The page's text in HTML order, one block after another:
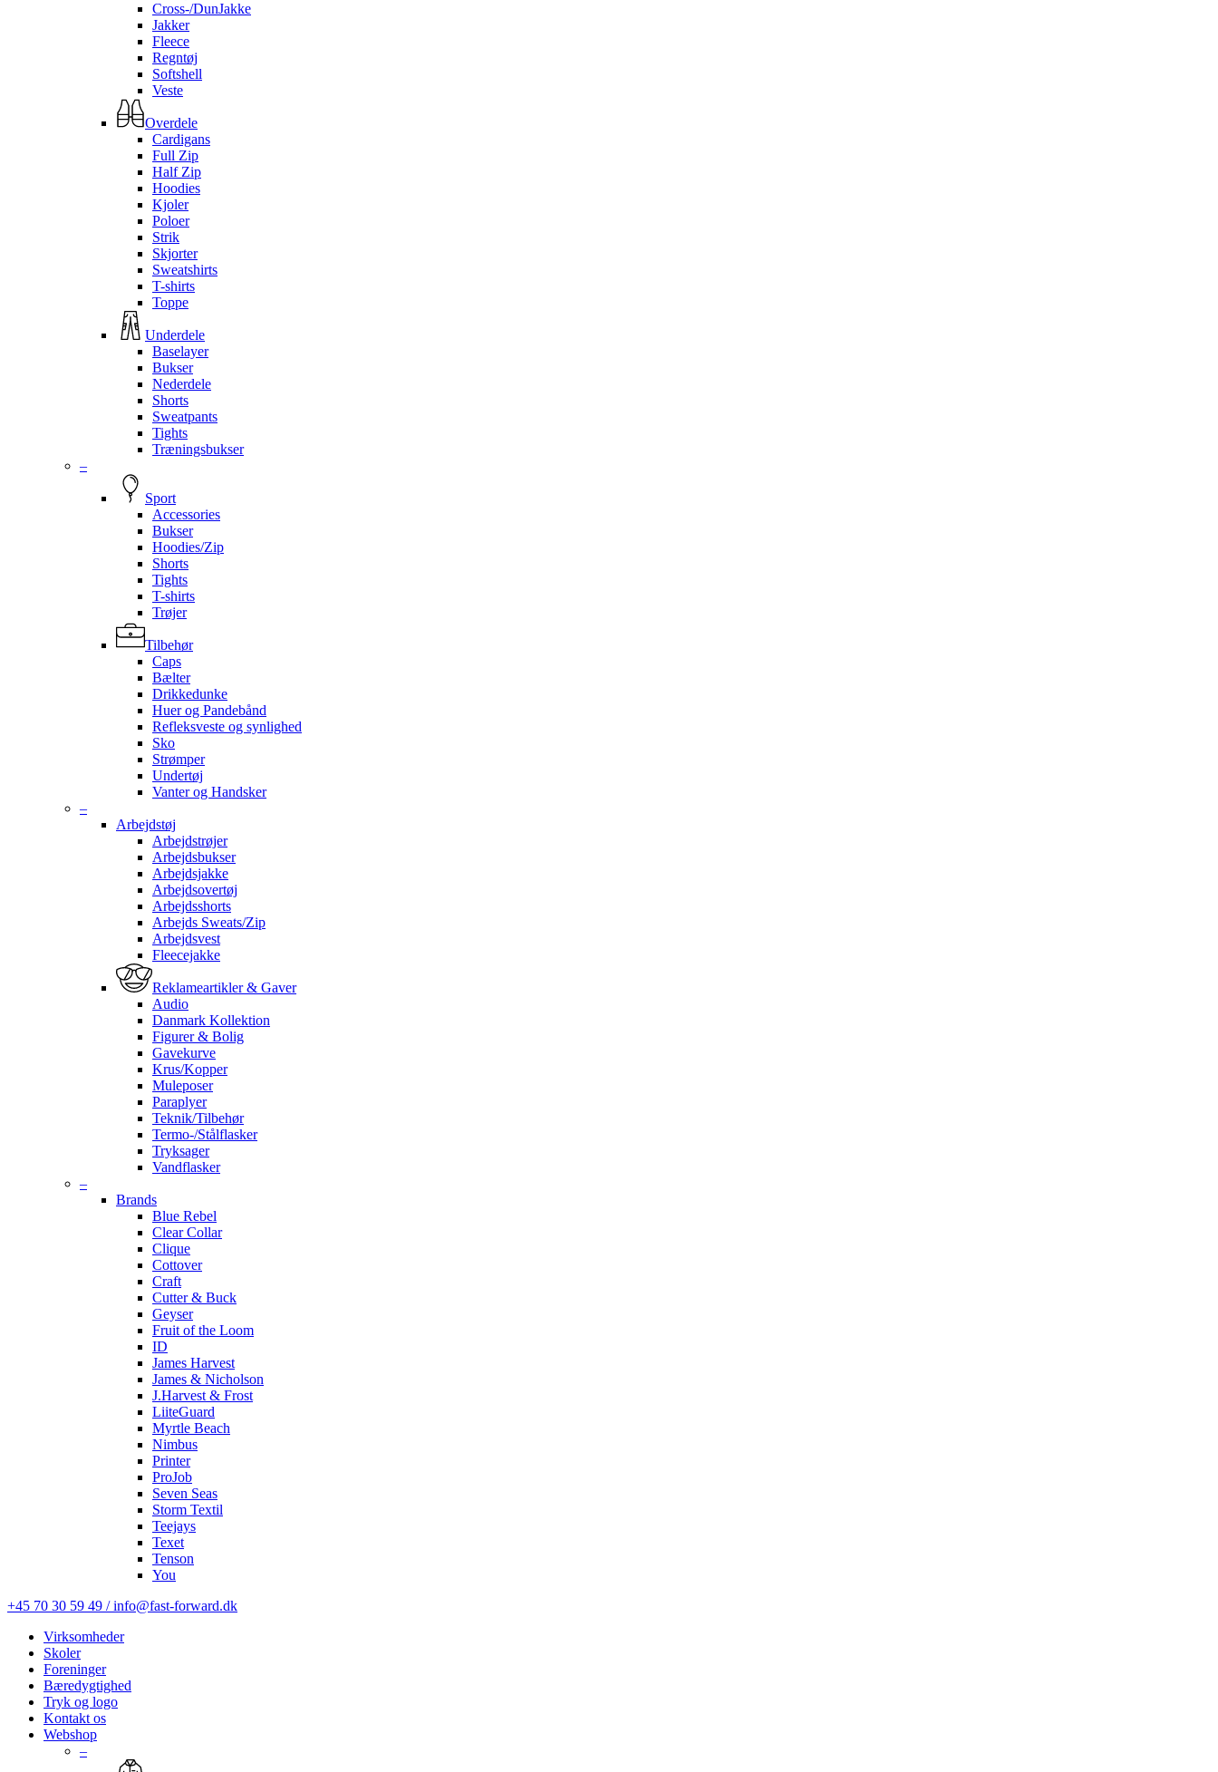
Cross-/DunJakke
Jakker
Fleece
Regntøj
Softshell
Veste
Overdele
Cardigans
Full Zip
Half Zip
Hoodies
Kjoler
Poloer
Strik
Skjorter
Sweatshirts
T-shirts
Toppe
Underdele
Baselayer
Bukser
Nederdele
Shorts
Sweatpants
Tights
Træningsbukser
–
Sport
Accessories
Bukser
Hoodies/Zip
Shorts
Tights
T-shirts
Trøjer
Tilbehør
Caps
Bælter
Drikkedunke
Huer og Pandebånd
Refleksveste og synlighed
Sko
Strømper
Undertøj
Vanter og Handsker
–
Arbejdstøj
Arbejdstrøjer
Arbejdsbukser
Arbejdsjakke
Arbejdsovertøj
Arbejdsshorts
Arbejds Sweats/Zip
Arbejdsvest
Fleecejakke
Reklameartikler & Gaver
Audio
Danmark Kollektion
Figurer & Bolig
Gavekurve
Krus/Kopper
Muleposer
Paraplyer
Teknik/Tilbehør
Termo-/Stålflasker
Tryksager
Vandflasker
–
Brands
Blue Rebel
Clear Collar
Clique
Cottover
Craft
Cutter & Buck
Geyser
Fruit of the Loom
ID
James Harvest
James & Nicholson
J.Harvest & Frost
LiiteGuard
Myrtle Beach
Nimbus
Printer
ProJob
Seven Seas
Storm Textil
Teejays
Texet
Tenson
You
+45 70 30 59 49 / info@fast-forward.dk
Virksomheder
Skoler
Foreninger
Bæredygtighed
Tryk og logo
Kontakt os
Webshop
–